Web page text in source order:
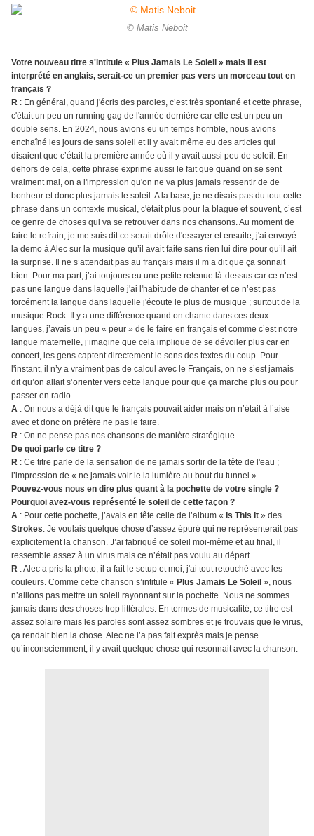
© Matis Neboit
Votre nouveau titre s'intitule « Plus Jamais Le Soleil » mais il est
interprété en anglais, serait-ce un premier pas vers un morceau tout en
français ?
R : En général, quand j'écris des paroles, c’est très spontané et cette phrase,
c'était un peu un running gag de l'année dernière car elle est un peu un
double sens. En 2024, nous avions eu un temps horrible, nous avions
enchaîné les jours de sans soleil et il y avait même eu des articles qui
disaient que c’était la première année où il y avait aussi peu de soleil. En
dehors de cela, cette phrase exprime aussi le fait que quand on se sent
vraiment mal, on a l'impression qu'on ne va plus jamais ressentir de de
bonheur et donc plus jamais le soleil. A la base, je ne disais pas du tout cette
phrase dans un contexte musical, c'était plus pour la blague et souvent, c’est
ce genre de choses qui va se retrouver dans nos chansons. Au moment de
faire le refrain, je me suis dit ce serait drôle d'essayer et ensuite, j'ai envoyé
la demo à Alec sur la musique qu’il avait faite sans rien lui dire pour qu’il ait
la surprise. Il ne s’attendait pas au français mais il m’a dit que ça sonnait
bien. Pour ma part, j’ai toujours eu une petite retenue là-dessus car ce n’est
pas une langue dans laquelle j'ai l'habitude de chanter et ce n’est pas
forcément la langue dans laquelle j'écoute le plus de musique ; surtout de la
musique Rock. Il y a une différence quand on chante dans ces deux
langues, j’avais un peu « peur » de le faire en français et comme c’est notre
langue maternelle, j’imagine que cela implique de se dévoiler plus car en
concert, les gens captent directement le sens des textes du coup. Pour
l'instant, il n’y a vraiment pas de calcul avec le Français, on ne s’est jamais
dit qu’on allait s’orienter vers cette langue pour que ça marche plus ou pour
passer en radio.
A : On nous a déjà dit que le français pouvait aider mais on n’était à l’aise
avec et donc on préfère ne pas le faire.
R : On ne pense pas nos chansons de manière stratégique.
De quoi parle ce titre ?
R : Ce titre parle de la sensation de ne jamais sortir de la tête de l'eau ;
l’impression de « ne jamais voir le la lumière au bout du tunnel ».
Pouvez-vous nous en dire plus quant à la pochette de votre single ?
Pourquoi avez-vous représenté le soleil de cette façon ?
A : Pour cette pochette, j’avais en tête celle de l’album « Is This It » des
Strokes. Je voulais quelque chose d’assez épuré qui ne représenterait pas
explicitement la chanson. J’ai fabriqué ce soleil moi-même et au final, il
ressemble assez à un virus mais ce n’était pas voulu au départ.
R : Alec a pris la photo, il a fait le setup et moi, j'ai tout retouché avec les
couleurs. Comme cette chanson s’intitule « Plus Jamais Le Soleil », nous
n’allions pas mettre un soleil rayonnant sur la pochette. Nous ne sommes
jamais dans des choses trop littérales. En termes de musicalité, ce titre est
assez solaire mais les paroles sont assez sombres et je trouvais que le virus,
ça rendait bien la chose. Alec ne l’a pas fait exprès mais je pense
qu’inconsciemment, il y avait quelque chose qui resonnait avec la chanson.